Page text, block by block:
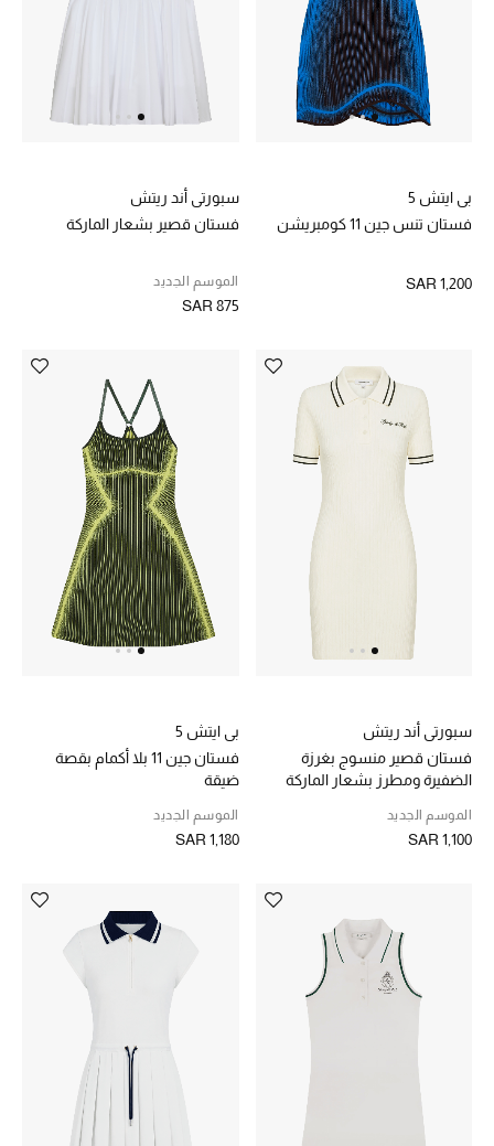
الأطفال
مستلزمات المنزل
نسوقوا أحدث ما وصلنا
النساء
عرض جميع المنتجات
ركن أناقة المنتجعات
حصريًا عبر الإنترنت
حقائب وأحذية متطابقة
بي ايتش 5
فستان تنس جين 11 كومبريشن
SAR 1,200
سبورتي أند ريتش
فستان قصير بشعار الماركة
الموسم الجديد
SAR 875
سبورتي أند ريتش
فستان قصير منسوج بغرزة
الضفيرة ومطرز بشعار الماركة
الموسم الجديد
SAR 1,100
بي ايتش 5
فستان جين 11 بلا أكمام بقصة
ضيقة
الموسم الجديد
SAR 1,180